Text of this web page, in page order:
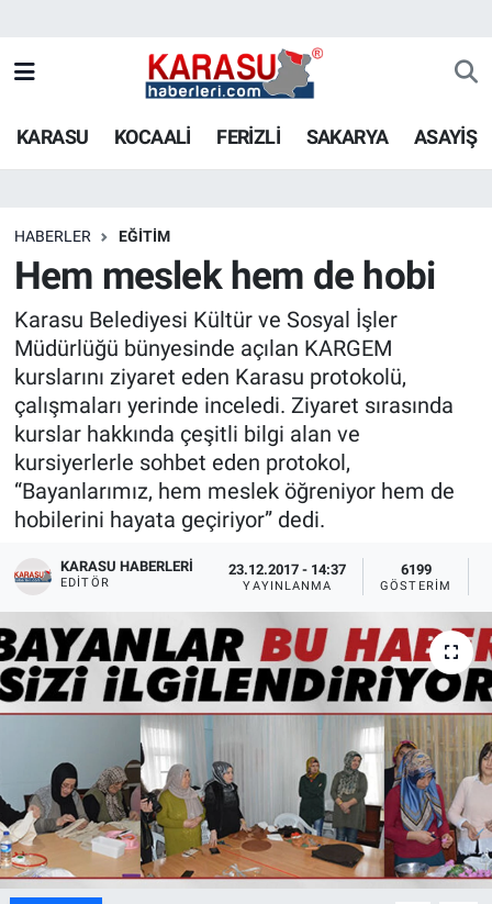
KARASU KOCAALİ FERİZLİ SAKARYA ASAYİŞ
HABERLER EĞİTİM
Hem meslek hem de hobi
Karasu Belediyesi Kültür ve Sosyal İşler
Müdürlüğü bünyesinde açılan KARGEM
kurslarını ziyaret eden Karasu protokolü,
çalışmaları yerinde inceledi. Ziyaret sırasında
kurslar hakkında çeşitli bilgi alan ve
kursiyerlerle sohbet eden protokol,
“Bayanlarımız, hem meslek öğreniyor hem de
hobilerini hayata geçiriyor” dedi.
KARASU HABERLERI
EDITÖR
23.12.2017 - 14:37
YAYINLANMA
6199
GÖSTERIM